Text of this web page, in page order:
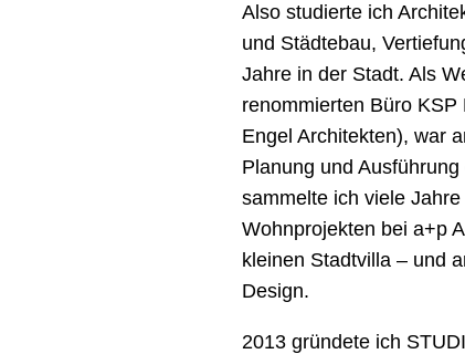
Also studierte ich
und Städtebau,
Jahre in der Stadt. Als
renommierten Büro
Engel Architekten), war
Planung und
sammelte ich viele
Wohnprojekten bei a+p
kleinen Stadtvilla – und
Design.
2013 gründete ich